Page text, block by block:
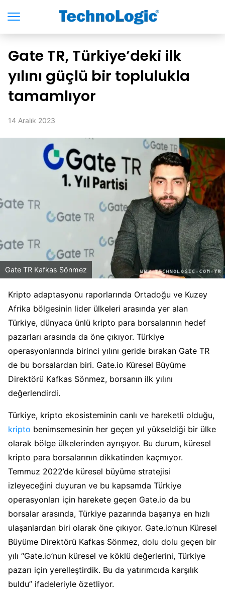
Gate TR, Türkiye’deki ilk
yılını güçlü bir toplulukla
tamamlıyor
14 Aralık 2023
Gate TR Kafkas Sönmez
Kripto adaptasyonu raporlarında Ortadoğu ve Kuzey
Afrika bölgesinin lider ülkeleri arasında yer alan
Türkiye, dünyaca ünlü kripto para borsalarının hedef
pazarları arasında da öne çıkıyor. Türkiye
operasyonlarında birinci yılını geride bırakan Gate TR
de bu borsalardan biri. Gate.io Küresel Büyüme
Direktörü Kafkas Sönmez, borsanın ilk yılını
değerlendirdi.
Türkiye, kripto ekosisteminin canlı ve hareketli olduğu,
kripto benimsemesinin her geçen yıl yükseldiği bir ülke
olarak bölge ülkelerinden ayrışıyor. Bu durum, küresel
kripto para borsalarının dikkatinden kaçmıyor.
Temmuz 2022’de küresel büyüme stratejisi
izleyeceğini duyuran ve bu kapsamda Türkiye
operasyonları için harekete geçen Gate.io da bu
borsalar arasında, Türkiye pazarında başarıya en hızlı
ulaşanlardan biri olarak öne çıkıyor. Gate.io’nun Küresel
Büyüme Direktörü Kafkas Sönmez, dolu dolu geçen bir
yılı “Gate.io’nun küresel ve köklü değerlerini, Türkiye
pazarı için yerelleştirdik. Bu da yatırımcıda karşılık
buldu” ifadeleriyle özetliyor.